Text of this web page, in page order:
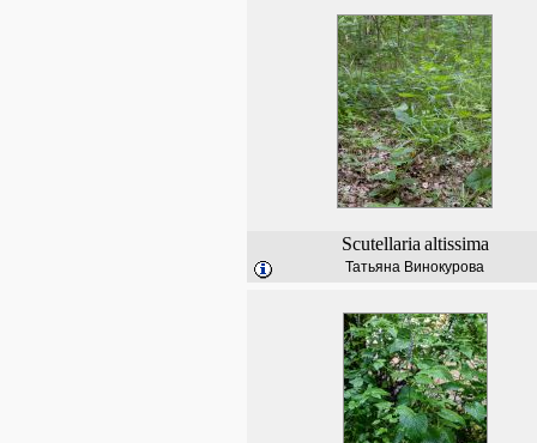
Scutellaria altissima
Татьяна Винокурова